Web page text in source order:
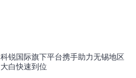
科锐国际旗下平台携手助力无锡地区
大白快速到位